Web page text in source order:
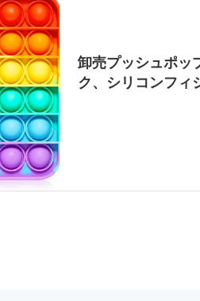
卸売プッシュポッ
ク、シリコンフィ
リリ
卸売プッシュポップバ